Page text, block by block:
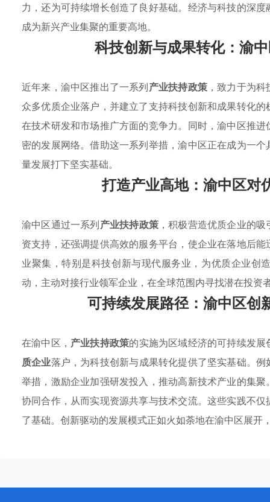
力，还为可持续增长创造了良好基础。经济与科技的深
成为新兴产业集聚的重要高地。
科技创新与成果转化：渝
近年来，渝中区推出了一系列产业扶持政策，致力于为科
众多优质企业落户，并建立了支持科技创新和成果转化的
在技术研发和市场推广方面的竞争力。同时，渝中区推
密的发展网络。借助这一系列举措，渝中区正在成为一
量发展打下坚实基础。
打造产业高地：渝中区对
渝中区通过一系列产业扶持政策，积极营造优质企业的吸
资支持，还强调提供高效的服务平台，使企业在落地后
业聚集，特别是科技创新与现代服务业，为优质企业创
动，主动对接行业领军企业，在全球范围内寻找潜在投
可持续发展路径：渝中区创
在渝中区， 产业扶持政策的实施为区域经济的可持续发
质企业落户，为科技创新与成果转化提供了坚实基础。
举措，激励企业加强研发投入，推动高新技术产业的集
协同合作，从而实现资源共享与技术交流。这些实践不
了基础。创新驱动的发展模式正如火如荼地在渝中区展开